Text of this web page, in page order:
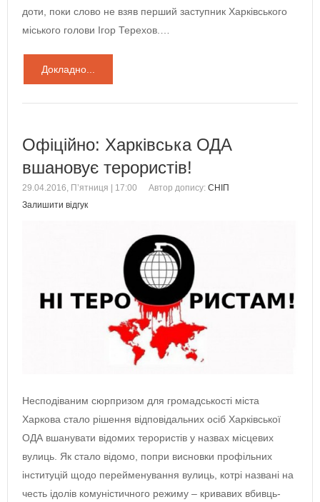
доти, поки слово не взяв перший заступник Харківського
міського голови Ігор Терехов.…
Докладно...
Офіційно: Харківська ОДА
вшановує терористів!
29.04.2016, П’ятниця | 17:00 Автор допису: СНІП
Залишити відгук
Несподіваним сюрпризом для громадськості міста
Харкова стало рішення відповідальних осіб Харківської
ОДА вшанувати відомих терористів у назвах місцевих
вулиць. Як стало відомо, попри висновки профільних
інституцій щодо перейменування вулиць, котрі названі на
честь ідолів комуністичного режиму – кривавих вбивць-